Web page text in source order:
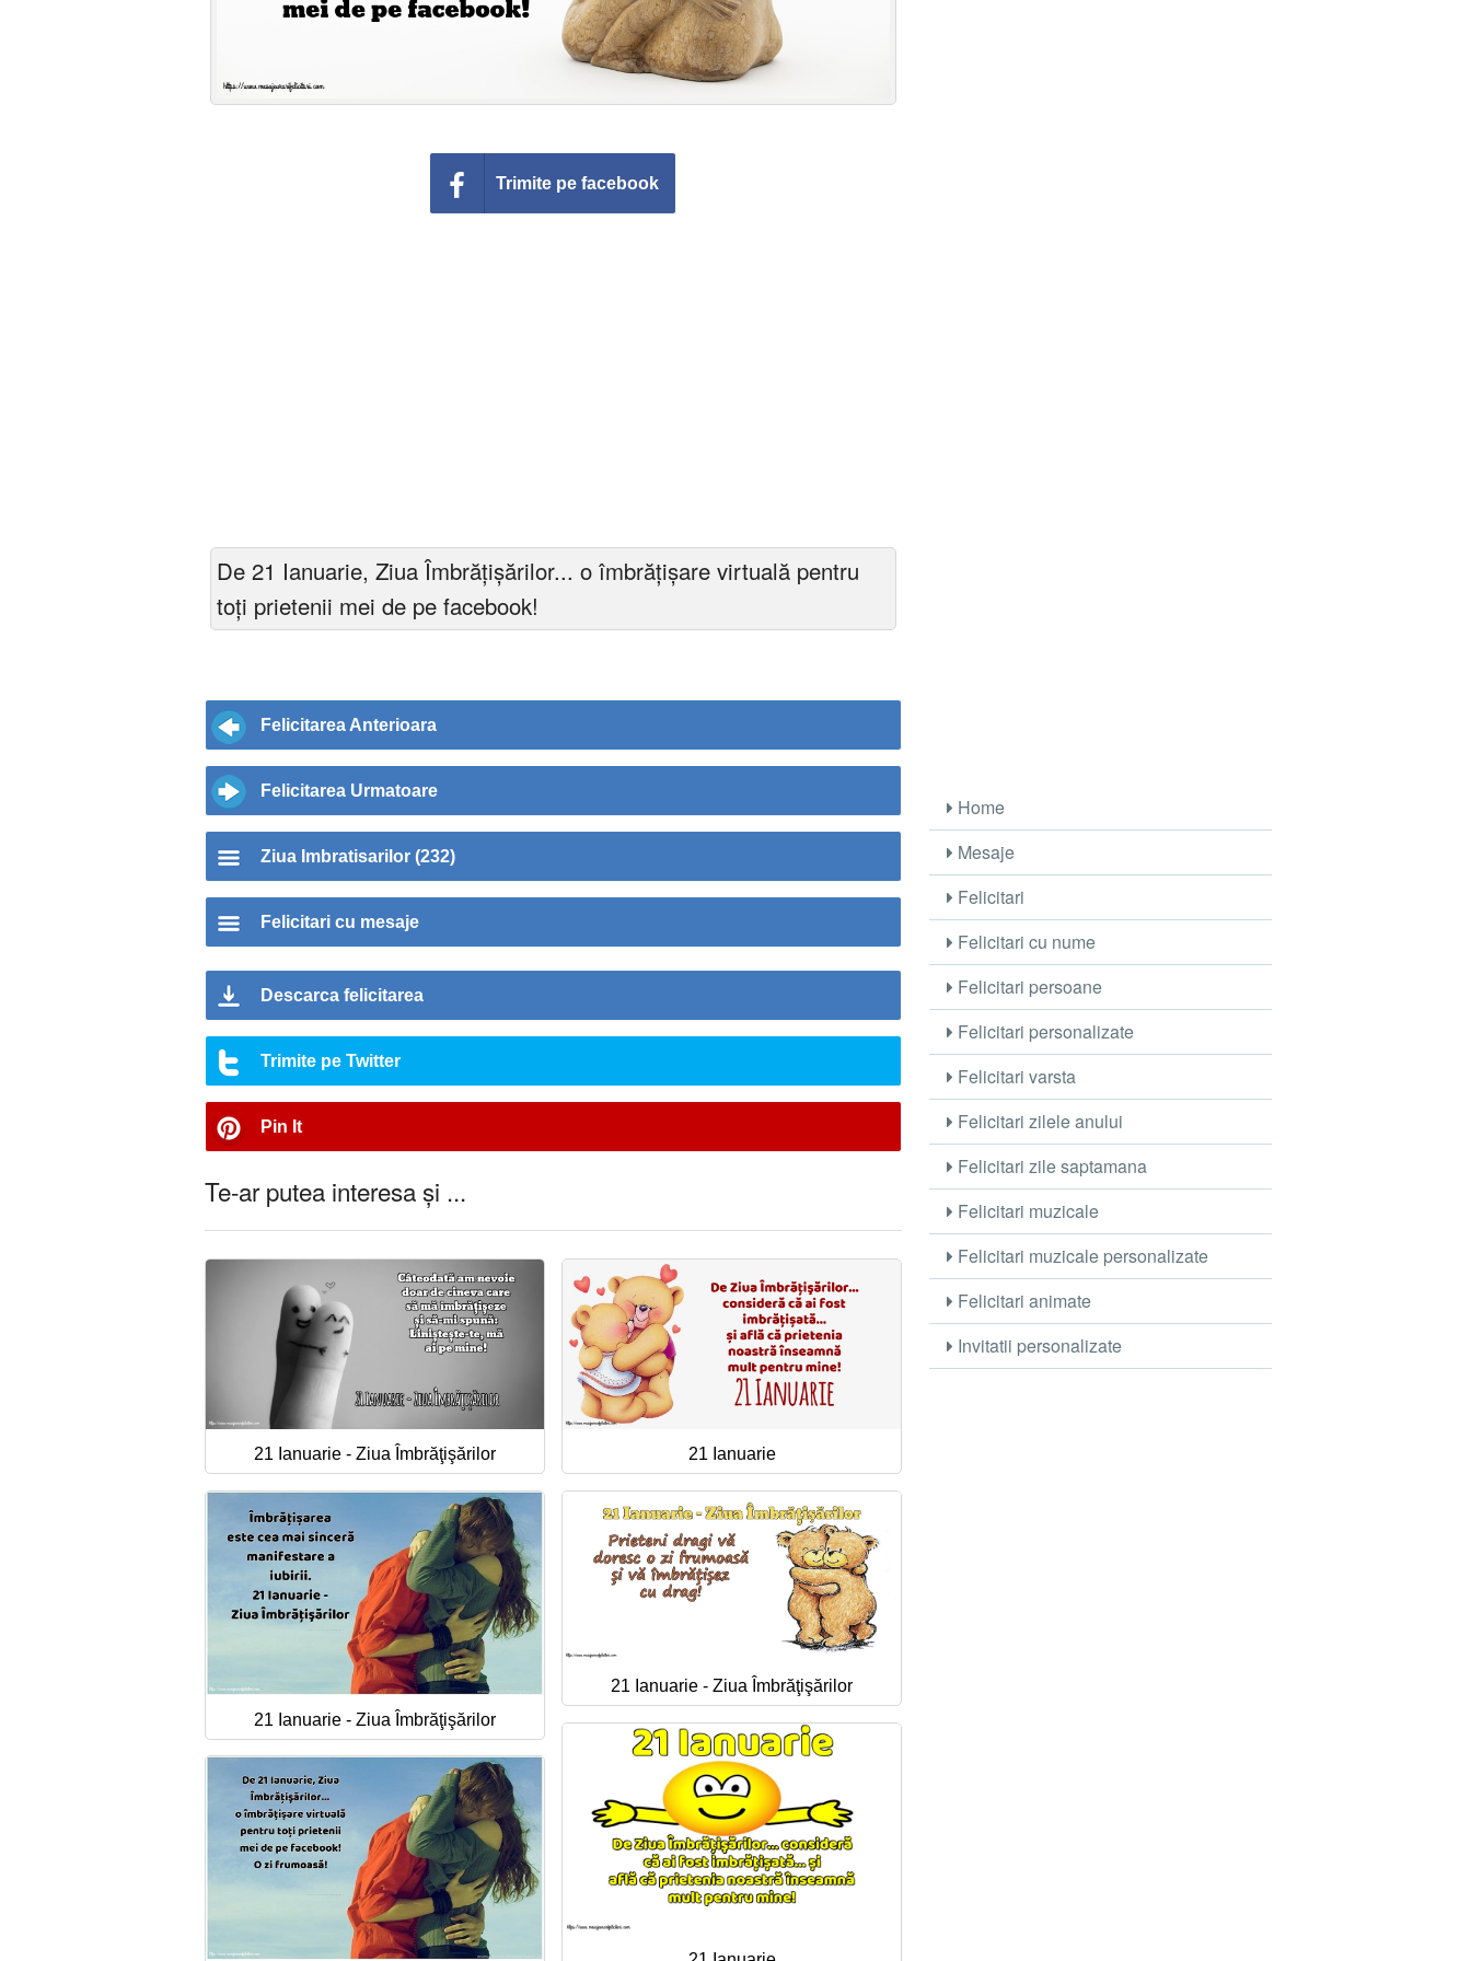
Trimite pe facebook
De 21 Ianuarie, Ziua Îmbrăţişărilor... o îmbrățișare virtuală pentru
toți prietenii mei de pe facebook!
Felicitarea Anterioara
Felicitarea Urmatoare
Ziua Imbratisarilor (232)
Felicitari cu mesaje
Descarca felicitarea
Trimite pe Twitter
Pin It
Te-ar putea interesa și ...
21 Ianuarie - Ziua Îmbrăţişărilor 21 Ianuarie
21 Ianuarie - Ziua Îmbrăţişărilor
21 Ianuarie - Ziua Îmbrăţişărilor
Home
Mesaje
Felicitari
Felicitari cu nume
Felicitari persoane
Felicitari personalizate
Felicitari varsta
Felicitari zilele anului
Felicitari zile saptamana
Felicitari muzicale
Felicitari muzicale personalizate
Felicitari animate
Invitatii personalizate